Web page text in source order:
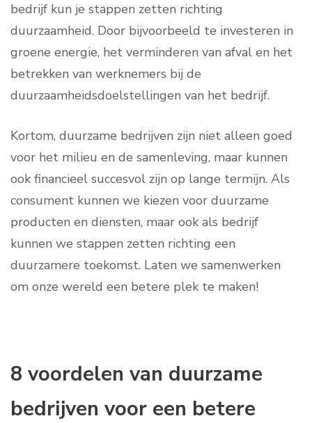
bedrijf kun je stappen zetten richting
duurzaamheid. Door bijvoorbeeld te investeren in
groene energie, het verminderen van afval en het
betrekken van werknemers bij de
duurzaamheidsdoelstellingen van het bedrijf.
Kortom, duurzame bedrijven zijn niet alleen goed
voor het milieu en de samenleving, maar kunnen
ook financieel succesvol zijn op lange termijn. Als
consument kunnen we kiezen voor duurzame
producten en diensten, maar ook als bedrijf
kunnen we stappen zetten richting een
duurzamere toekomst. Laten we samenwerken
om onze wereld een betere plek te maken!
8 voordelen van duurzame
bedrijven voor een betere